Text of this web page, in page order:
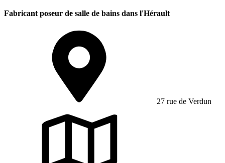
Fabricant poseur de salle de bains dans l'Hérault
27 rue de Verdun